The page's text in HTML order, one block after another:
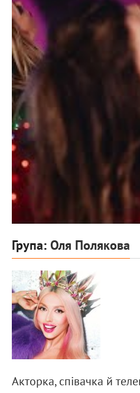
Група: Оля Полякова
Акторка, співачка й